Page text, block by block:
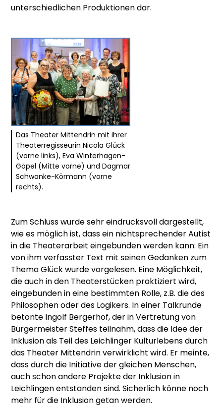
unterschiedlichen Produktionen dar.
Das Theater Mittendrin mit ihrer
Theaterregisseurin Nicola Glück
(vorne links), Eva Winterhagen-
Göpel (Mitte vorne) und Dagmar
Schwanke-Körmann (vorne
rechts).
Zum Schluss wurde sehr eindrucksvoll dargestellt,
wie es möglich ist, dass ein nichtsprechender Autist
in die Theaterarbeit eingebunden werden kann: Ein
von ihm verfasster Text mit seinen Gedanken zum
Thema Glück wurde vorgelesen. Eine Möglichkeit,
die auch in den Theaterstücken praktiziert wird,
eingebunden in eine bestimmten Rolle, z.B. die des
Philosophen oder des Logikers. In einer Talkrunde
betonte Ingolf Bergerhof, der in Vertretung von
Bürgermeister Steffes teilnahm, dass die Idee der
Inklusion als Teil des Leichlinger Kulturlebens durch
das Theater Mittendrin verwirklicht wird. Er meinte,
dass durch die Initiative der gleichen Menschen,
auch schon andere Projekte der Inklusion in
Leichlingen entstanden sind. Sicherlich könne noch
mehr für die Inklusion getan werden.